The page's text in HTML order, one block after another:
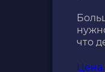
что
Цена